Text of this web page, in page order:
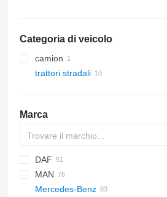
Categoria di veicolo
camion
trattori stradali
Marca
DAF
CF
LF
Cargo
F-MAX
EuroCargo
Stralis
AW
MAN
F90
Mercedes-Benz